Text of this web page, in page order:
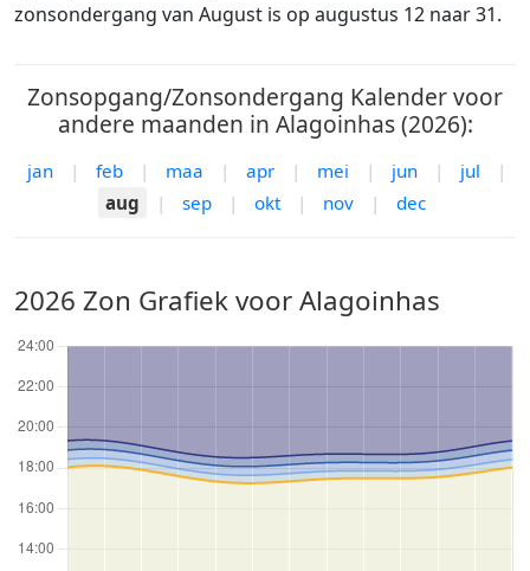
zonsondergang van August is op augustus 12 naar 31.
Zonsopgang/Zonsondergang Kalender voor
andere maanden in Alagoinhas (2026):
jan | feb | maa | apr | mei | jun | jul
|
aug
| sep | okt | nov | dec
2026 Zon Grafiek voor Alagoinhas